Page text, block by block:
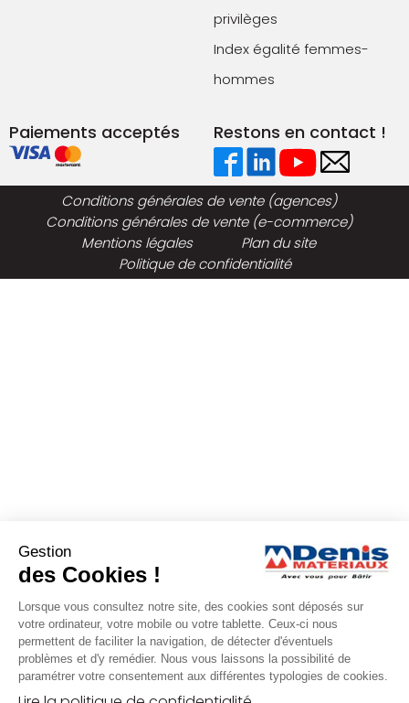
privilèges
Index égalité femmes-
hommes
Paiements acceptés Restons en contact !
Conditions générales de vente (agences)
Conditions générales de vente (e-commerce)
Mentions légales
Plan du site
Politique de confidentialité
Gestion
des Cookies !
Lorsque vous consultez notre site, des cookies sont déposés sur
votre ordinateur, votre mobile ou votre tablette. Ceux-ci nous
permettent de faciliter la navigation, de détecter d'éventuels
problèmes et d'y remédier. Nous vous laissons la possibilité de
paramétrer votre consentement aux différentes typologies de cookies.